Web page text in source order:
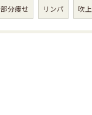
部分痩せ リンパ 吹上